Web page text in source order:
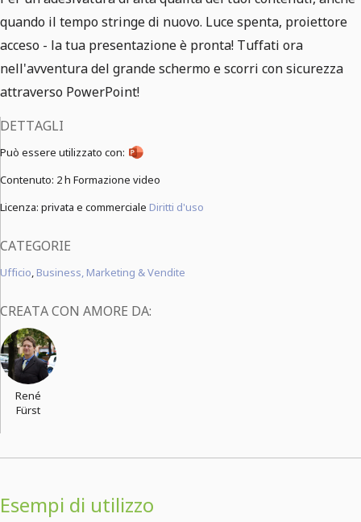
quando il tempo stringe di nuovo. Luce spenta, proiettore
acceso - la tua presentazione è pronta! Tuffati ora
nell'avventura del grande schermo e scorri con sicurezza
attraverso PowerPoint!
DETTAGLI
Può essere utilizzato con:
Contenuto: 2 h Formazione video
Licenza: privata e commerciale Diritti d'uso
CATEGORIE
Ufficio, Business, Marketing & Vendite
CREATA CON AMORE DA:
René
Fürst
Esempi di utilizzo